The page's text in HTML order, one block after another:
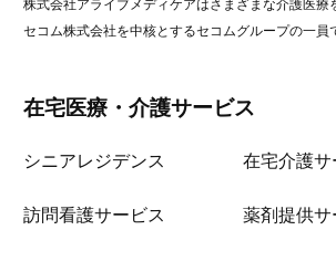
株式会社アライブメディケアはさまざまな介護医療
セコム株式会社を中核とするセコムグループの一員
在宅医療・介護サービス
シニアレジデンス 在宅介護サ
訪問看護サービス 薬剤提供サ